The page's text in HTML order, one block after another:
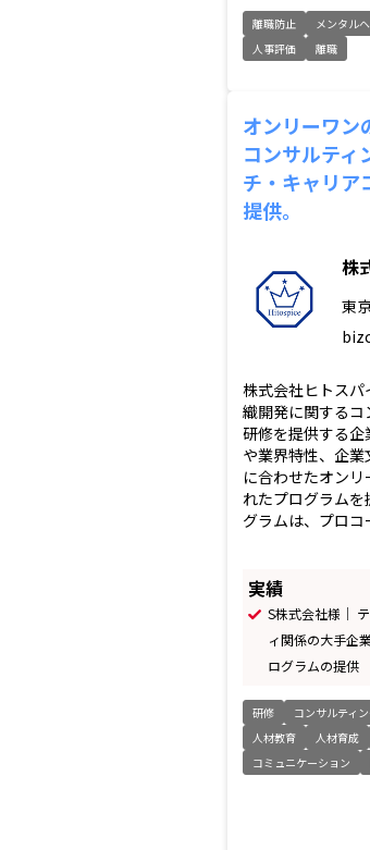
離職防止 メンタル
人事評価
離職
オンリーワン
コンサルティ
チ・キャリア
提供。
株
東
株式会社ヒトス
織開発に関する
研修を提供する企
や業界特性、企
に合わせたオン
れたプログラムを
グラムは、プロコ
実績
S株式会社様｜
ィ関係の大手企
ログラムの提供
研修 コンサルティ
人材教育
人材育成
コミュニケーション